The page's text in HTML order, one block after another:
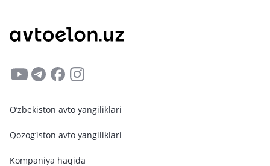
O‘zbekiston avto yangiliklari
Qozog‘iston avto yangiliklari
Kompaniya haqida